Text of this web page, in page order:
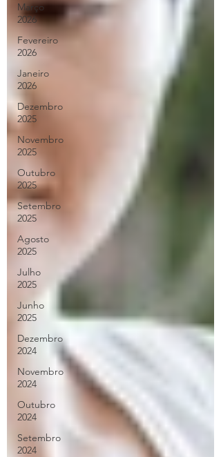
Março
2026
Fevereiro
2026
Janeiro
2026
Dezembro
2025
Novembro
2025
Outubro
2025
Setembro
2025
Agosto
2025
Julho
2025
Junho
2025
Dezembro
2024
Novembro
2024
Outubro
2024
Setembro
2024